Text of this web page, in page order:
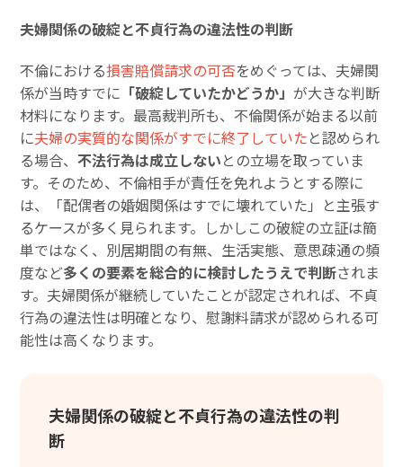
夫婦関係の破綻と不貞行為の違法性の判断
不倫における損害賠償請求の可否をめぐっては、夫婦関
係が当時すでに 「破綻していたかどうか」が大きな判断
材料になります。最高裁判所も、不倫関係が始まる以前
に夫婦の実質的な関係がすでに終了していたと認められ
る場合、不法行為は成立しないとの立場を取っていま
す。そのため、不倫相手が責任を免れようとする際に
は、「配偶者の婚姻関係はすでに壊れていた」と主張す
るケースが多く見られます。しかしこの破綻の立証は簡
単ではなく、別居期間の有無、生活実態、意思疎通の頻
度など多くの要素を総合的に検討したうえで判断されま
す。夫婦関係が継続していたことが認定されれば、不貞
行為の違法性は明確となり、慰謝料請求が認められる可
能性は高くなります。
夫婦関係の破綻と不貞行為の違法性の判
断